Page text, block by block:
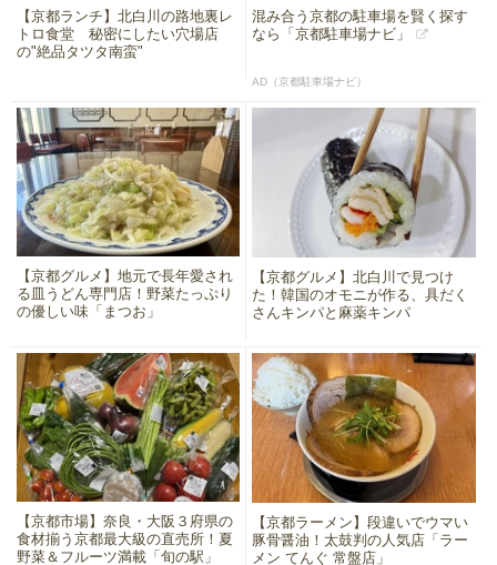
【京都ランチ】北白川の路地裏レ
トロ食堂 秘密にしたい穴場店
の"絶品タツタ南蛮"
混み合う京都の駐車場を賢く探す
なら「京都駐車場ナビ」
AD（京都駐車場ナビ）
【京都グルメ】地元で長年愛され
る皿うどん専門店！野菜たっぷり
の優しい味「まつお」
【京都グルメ】北白川で見つけ
た！韓国のオモニが作る、具だく
さんキンパと麻薬キンパ
【京都市場】奈良・大阪３府県の
食材揃う京都最大級の直売所！夏
野菜＆フルーツ満載「旬の駅」
【京都ラーメン】段違いでウマい
豚骨醤油！太鼓判の人気店「ラー
メン てんぐ 常盤店」